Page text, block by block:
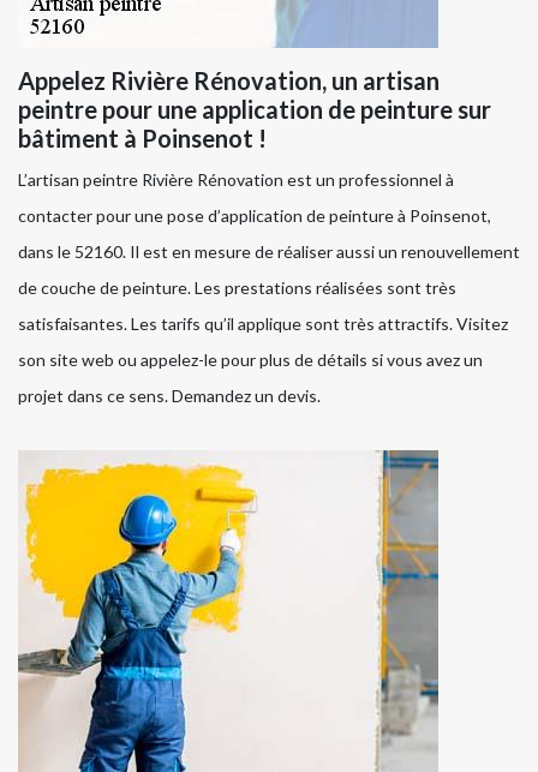
Appelez Rivière Rénovation, un artisan
peintre pour une application de peinture sur
bâtiment à Poinsenot !
L’artisan peintre Rivière Rénovation est un professionnel à
contacter pour une pose d’application de peinture à Poinsenot,
dans le 52160. Il est en mesure de réaliser aussi un renouvellement
de couche de peinture. Les prestations réalisées sont très
satisfaisantes. Les tarifs qu’il applique sont très attractifs. Visitez
son site web ou appelez-le pour plus de détails si vous avez un
projet dans ce sens. Demandez un devis.